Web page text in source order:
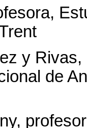
y
de